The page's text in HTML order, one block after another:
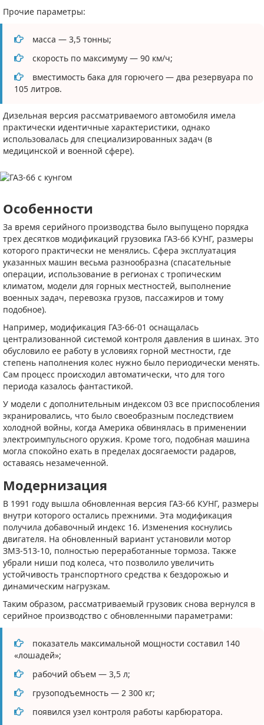
Прочие параметры:
масса — 3,5 тонны;
скорость по максимуму — 90 км/ч;
вместимость бака для горючего — два резервуара по
105 литров.
Дизельная версия рассматриваемого автомобиля имела
практически идентичные характеристики, однако
использовалась для специализированных задач (в
медицинской и военной сфере).
Особенности
За время серийного производства было выпущено порядка
трех десятков модификаций грузовика ГАЗ-66 КУНГ, размеры
которого практически не менялись. Сфера эксплуатация
указанных машин весьма разнообразна (спасательные
операции, использование в регионах с тропическим
климатом, модели для горных местностей, выполнение
военных задач, перевозка грузов, пассажиров и тому
подобное).
Например, модификация ГАЗ-66-01 оснащалась
централизованной системой контроля давления в шинах. Это
обусловило ее работу в условиях горной местности, где
степень наполнения колес нужно было периодически менять.
Сам процесс происходил автоматически, что для того
периода казалось фантастикой.
У модели с дополнительным индексом 03 все приспособления
экранировались, что было своеобразным последствием
холодной войны, когда Америка обвинялась в применении
электроимпульсного оружия. Кроме того, подобная машина
могла спокойно ехать в пределах досягаемости радаров,
оставаясь незамеченной.
Модернизация
В 1991 году вышла обновленная версия ГАЗ-66 КУНГ, размеры
внутри которого остались прежними. Эта модификация
получила добавочный индекс 16. Изменения коснулись
двигателя. На обновленный вариант установили мотор
ЗМЗ-513-10, полностью переработанные тормоза. Также
убрали ниши под колеса, что позволило увеличить
устойчивость транспортного средства к бездорожью и
динамическим нагрузкам.
Таким образом, рассматриваемый грузовик снова вернулся в
серийное производство с обновленными параметрами:
показатель максимальной мощности составил 140
«лошадей»;
рабочий объем — 3,5 л;
грузоподъемность — 2 300 кг;
появился узел контроля работы карбюратора.